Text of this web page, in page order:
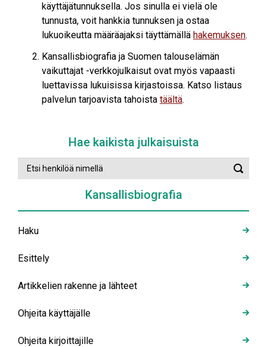
käyttäjätunnuksella. Jos sinulla ei vielä ole
tunnusta, voit hankkia tunnuksen ja ostaa
lukuoikeutta määräajaksi täyttämällä hakemuksen.
Kansallisbiografia ja Suomen talouselämän
vaikuttajat -verkkojulkaisut ovat myös vapaasti
luettavissa lukuisissa kirjastoissa. Katso listaus
palvelun tarjoavista tahoista täältä.
Hae kaikista julkaisuista
Etsi
henkilöä
haku
Kansallisbiografia
Haku
Esittely
Artikkelien rakenne ja lähteet
Ohjeita käyttäjälle
Ohjeita kirjoittajille